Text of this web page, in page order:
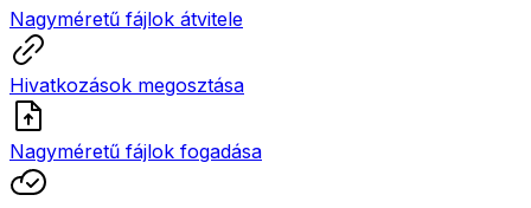
Nagyméretű fájlok átvitele
Hivatkozások megosztása
Nagyméretű fájlok fogadása